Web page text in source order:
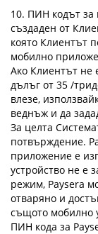
10. ПИН кодът за
създаден от
която Клиентът
мобилно
Ако Клиентът не
дълъг от 35 /
влезе,
веднъж и да
За целта
потвърждение.
приложение е
устройство не е
режим, Paysera
отваряно и
същото мобилно
ПИН кода за